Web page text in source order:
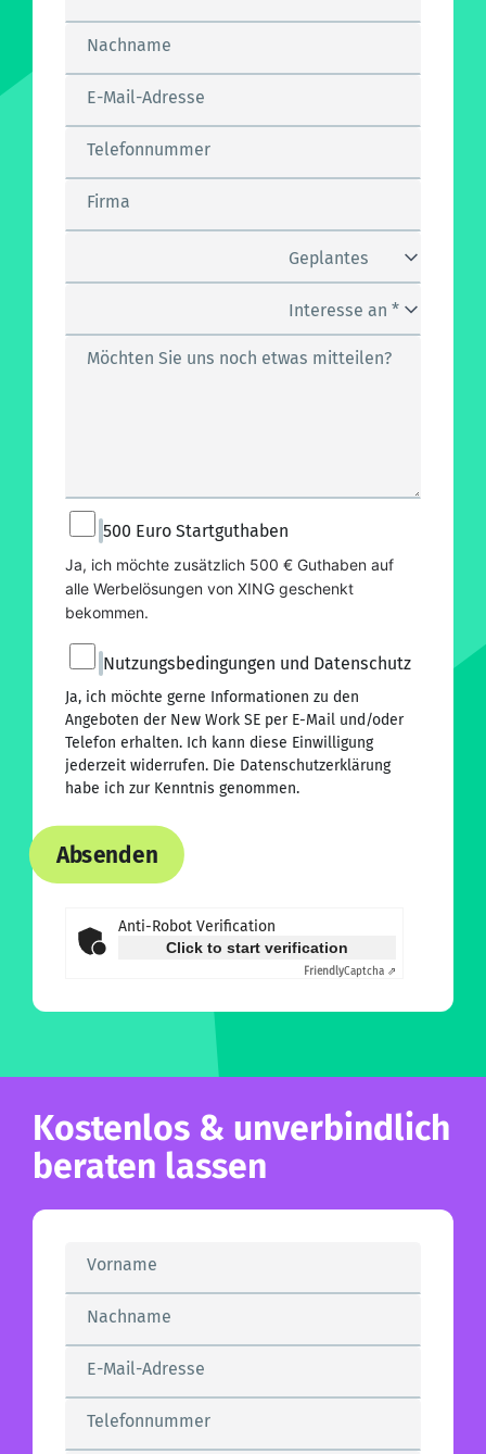
Nachname
E-Mail-Adresse
Telefonnummer
Firma
Geplantes
Interesse an *
Möchten Sie uns noch etwas mitteilen?
500 Euro Startguthaben
Ja, ich möchte zusätzlich 500 € Guthaben auf
alle Werbelösungen von XING geschenkt
bekommen.
Nutzungsbedingungen und Datenschutz
Ja, ich möchte gerne Informationen zu den
Angeboten der New Work SE per E-Mail und/oder
Telefon erhalten. Ich kann diese Einwilligung
jederzeit widerrufen. Die Datenschutzerklärung
habe ich zur Kenntnis genommen.
Absenden
Anti-Robot Verification
Click to start verification
FriendlyCaptcha ⇗
Kostenlos & unverbindlich
beraten lassen
Vorname
Nachname
E-Mail-Adresse
Telefonnummer